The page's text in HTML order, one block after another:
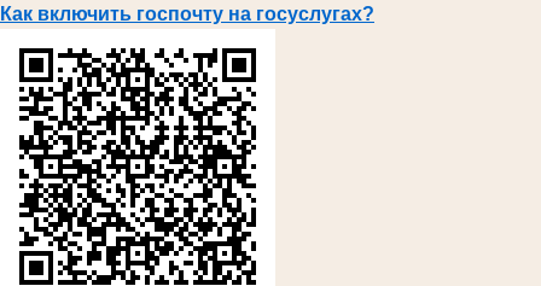
Как включить госпочту на госуслугах?